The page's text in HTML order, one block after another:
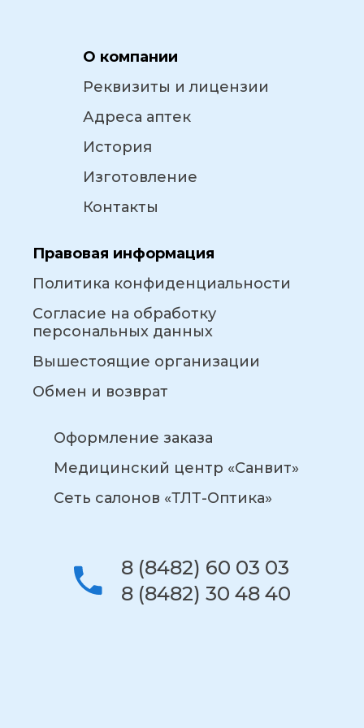
О компании
Реквизиты и лицензии
Адреса аптек
История
Изготовление
Контакты
Правовая информация
Политика конфиденциальности
Согласие на обработку
персональных данных
Вышестоящие организации
Обмен и возврат
Оформление заказа
Медицинский центр «Санвит»
Сеть салонов «ТЛТ-Оптика»
8 (8482) 60 03 03
8 (8482) 30 48 40